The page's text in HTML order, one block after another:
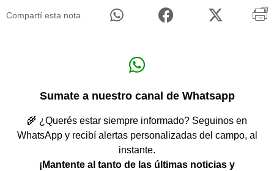
Compartí esta nota
Sumate a nuestro canal de Whatsapp
🌾 ¿Querés estar siempre informado? Seguinos en
WhatsApp y recibí alertas personalizadas del campo, al
instante.
¡Mantente al tanto de las últimas noticias y